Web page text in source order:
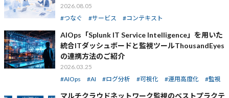
2026.08.05
つなぐ
サービス コンテキスト
AIOps「Splunk IT Service Intelligence」を用いた
統合ITダッシュボードと監視ツールThousandEyes
の連携方法のご紹介
2026.03.25
AIOps
AI ログ分析 可視化 運用高度化 監視
マルチクラウドネットワーク監視のベストプラクテ